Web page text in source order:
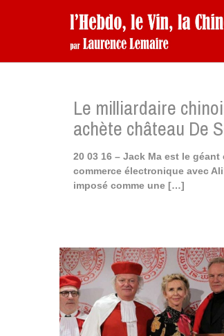
Le milliardaire
achète château De
20 03 16 – Jack Ma est le
commerce électronique avec
imposé comme une[…]